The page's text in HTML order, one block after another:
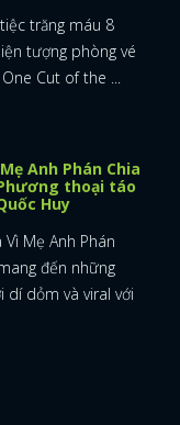
trăng máu 8
tượng phòng vé
Cut of the ...
Anh Phán Chia
thoại táo
Huy
Vì Mẹ Anh Phán
đến những
dí dỏm và viral với